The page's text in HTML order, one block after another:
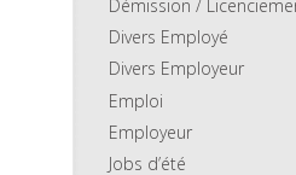
Démission /
Divers Employé
Divers Employeur
Emploi
Employeur
Jobs d’été